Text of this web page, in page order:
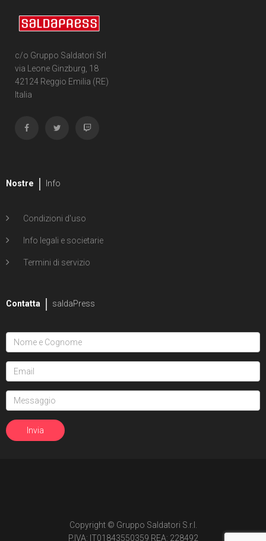
c/o Gruppo Saldatori Srl
via Leone Ginzburg, 18
42124 Reggio Emilia (RE)
Italia
Nostre Info
Condizioni d'uso
Info legali e societarie
Termini di servizio
Contatta saldaPress
Copyright © Gruppo Saldatori S.r.l.
P.IVA: IT01843550359 REA: 228492